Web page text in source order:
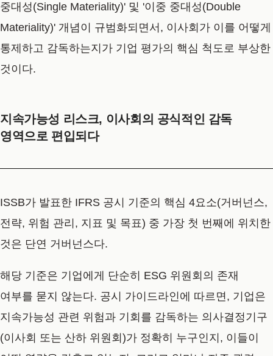
중대성(Single Materiality)' 및 '이중 중대성(Double
Materiality)' 개념이 규범화되면서, 이사회가 이를 어떻게
통제하고 감독하는지가 기업 평가의 핵심 척도로 부상한
것이다.
지속가능성 리스크, 이사회의 공식적인 감독
영역으로 편입되다
ISSB가 발표한 IFRS 공시 기준의 핵심 4요소(거버넌스,
전략, 위험 관리, 지표 및 목표) 중 가장 첫 번째에 위치한
것은 단연 거버넌스다.
해당 기준은 기업에게 단순히 ESG 위원회의 존재
여부를 묻지 않는다. 공시 가이드라인에 따르면, 기업은
지속가능성 관련 위험과 기회를 감독하는 의사결정기구
(이사회 또는 산하 위원회)가 정확히 누구인지, 이들이